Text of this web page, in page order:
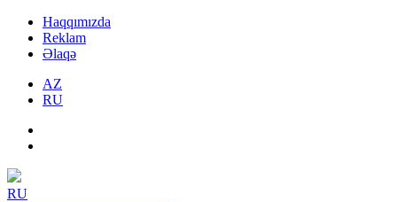
Haqqımızda
Reklam
Əlaqə
AZ
RU
RU